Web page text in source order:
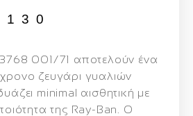
130
001/71 αποτελούν ένα
ζευγάρι γυαλιών
minimal αισθητική με
της Ray-Ban. Ο